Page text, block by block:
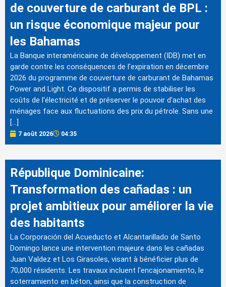
de couverture de carburant de BPL :
un risque économique majeur pour
les Bahamas
La Banque interaméricaine de développement (IDB) met en
garde contre les conséquences de l'expiration en décembre
2026 du programme de couverture de carburant de Bahamas
Power and Light. Ce dispositif a permis de stabiliser les
coûts de l'électricité et de préserver le pouvoir d'achat des
ménages face aux fluctuations des prix du pétrole. Sans une
[…]
7 août 2026 04:35
République Dominicaine:
Transformation des cañadas : un
projet ambitieux pour améliorer la vie
des habitants
La Corporación del Acueducto et Alcantarillado de Santo
Domingo lance une intervention majeure dans les cañadas
Juan Valdez et Los Girasoles, visant à bénéficier plus de
70,000 résidents. Les travaux incluent l'encajonamiento, le
soterramiento en béton, ainsi que la construction de